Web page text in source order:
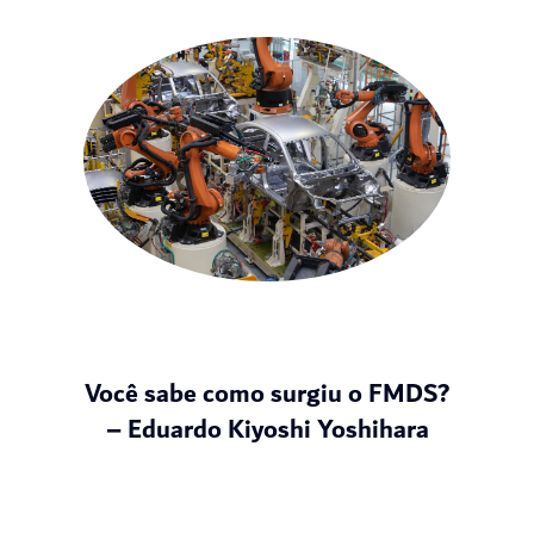
Você sabe como surgiu o FMDS?
– Eduardo Kiyoshi Yoshihara